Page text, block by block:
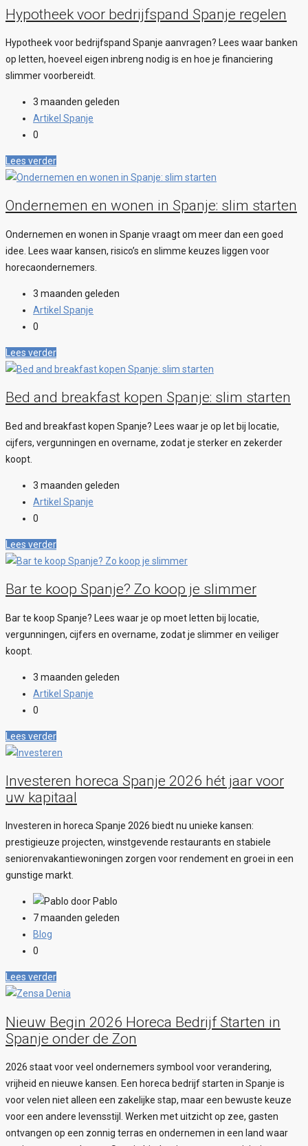
Hypotheek voor bedrijfspand Spanje regelen
Hypotheek voor bedrijfspand Spanje aanvragen? Lees waar banken
op letten, hoeveel eigen inbreng nodig is en hoe je financiering
slimmer voorbereidt.
3 maanden geleden
Artikel Spanje
0
Lees verder
Ondernemen en wonen in Spanje: slim starten
Ondernemen en wonen in Spanje vraagt om meer dan een goed
idee. Lees waar kansen, risico’s en slimme keuzes liggen voor
horecaondernemers.
3 maanden geleden
Artikel Spanje
0
Lees verder
Bed and breakfast kopen Spanje: slim starten
Bed and breakfast kopen Spanje? Lees waar je op let bij locatie,
cijfers, vergunningen en overname, zodat je sterker en zekerder
koopt.
3 maanden geleden
Artikel Spanje
0
Lees verder
Bar te koop Spanje? Zo koop je slimmer
Bar te koop Spanje? Lees waar je op moet letten bij locatie,
vergunningen, cijfers en overname, zodat je slimmer en veiliger
koopt.
3 maanden geleden
Artikel Spanje
0
Lees verder
Investeren horeca Spanje 2026 hét jaar voor
uw kapitaal
Investeren in horeca Spanje 2026 biedt nu unieke kansen:
prestigieuze projecten, winstgevende restaurants en stabiele
seniorenvakantiewoningen zorgen voor rendement en groei in een
gunstige markt.
door Pablo
7 maanden geleden
Blog
0
Lees verder
Nieuw Begin 2026 Horeca Bedrijf Starten in
Spanje onder de Zon
2026 staat voor veel ondernemers symbool voor verandering,
vrijheid en nieuwe kansen. Een horeca bedrijf starten in Spanje is
voor velen niet alleen een zakelijke stap, maar een bewuste keuze
voor een andere levensstijl. Werken met uitzicht op zee, gasten
ontvangen op een zonnig terras en ondernemen in een land waar